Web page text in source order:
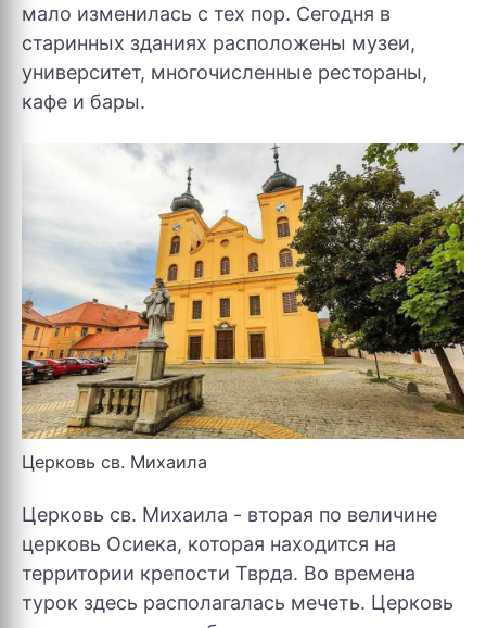
мало изменилась с тех пор. Сегодня в
старинных зданиях расположены музеи,
университет, многочисленные рестораны,
кафе и бары.
Церковь св. Михаила
Церковь св. Михаила - вторая по величине
церковь Осиека, которая находится на
территории крепости Тврда. Во времена
турок здесь располагалась мечеть. Церковь